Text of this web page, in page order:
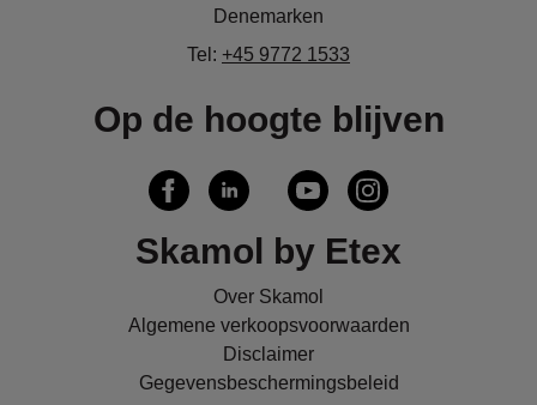
Denemarken
Tel: +45 9772 1533
Op de hoogte blijven
Skamol by Etex
Over Skamol
Algemene verkoopsvoorwaarden
Disclaimer
Gegevensbeschermingsbeleid